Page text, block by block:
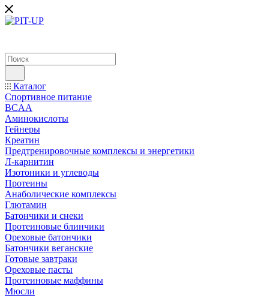
Каталог
Спортивное питание
BCAA
Аминокислоты
Гейнеры
Креатин
Предтренировочные комплексы и энергетики
Л-карнитин
Изотоники и углеводы
Протеины
Анаболические комплексы
Глютамин
Батончики и снеки
Протеиновые блинчики
Ореховые батончики
Батончики веганские
Готовые завтраки
Ореховые пасты
Протеиновые маффины
Мюсли